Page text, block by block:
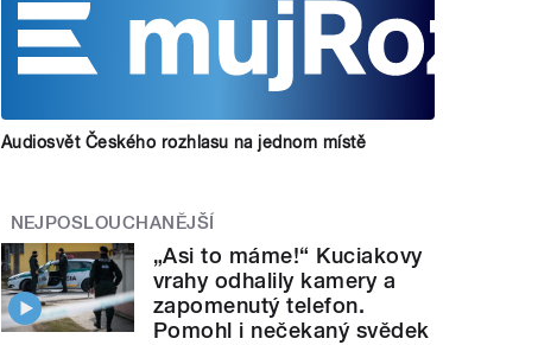
Audiosvět Českého rozhlasu na jednom místě
NEJPOSLOUCHANĚJŠÍ
„Asi to máme!“ Kuciakovy
vrahy odhalily kamery a
zapomenutý telefon.
Pomohl i nečekaný svědek